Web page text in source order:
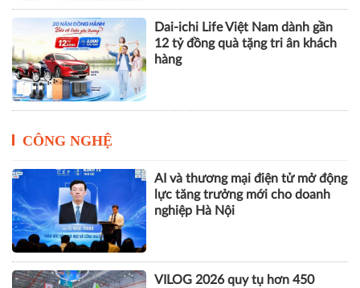
Dai-ichi Life Việt Nam dành gần
12 tỷ đồng quà tặng tri ân khách
hàng
CÔNG NGHỆ
AI và thương mại điện tử mở động
lực tăng trưởng mới cho doanh
nghiệp Hà Nội
VILOG 2026 quy tụ hơn 450